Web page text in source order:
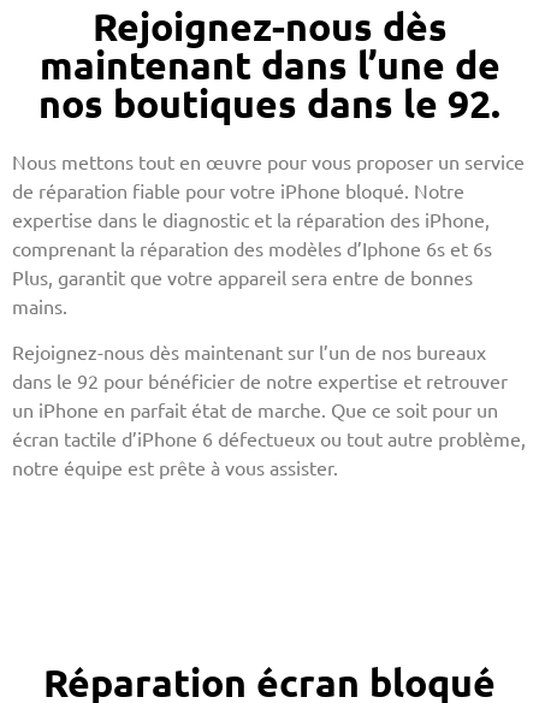
Rejoignez-nous dès
maintenant dans l’une de
nos boutiques dans le 92.
Nous mettons tout en œuvre pour vous proposer un service
de réparation fiable pour votre iPhone bloqué. Notre
expertise dans le diagnostic et la réparation des iPhone,
comprenant la réparation des modèles d’Iphone 6s et 6s
Plus, garantit que votre appareil sera entre de bonnes
mains.
Rejoignez-nous dès maintenant sur l’un de nos bureaux
dans le 92 pour bénéficier de notre expertise et retrouver
un iPhone en parfait état de marche. Que ce soit pour un
écran tactile d’iPhone 6 défectueux ou tout autre problème,
notre équipe est prête à vous assister.
Réparation écran bloqué